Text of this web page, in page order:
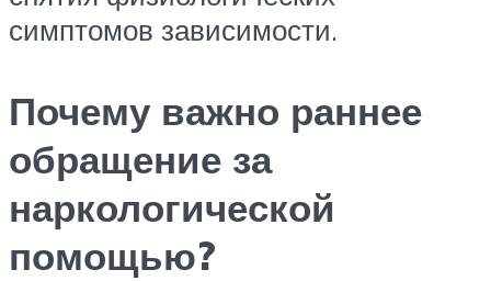
симптомов зависимости.
Почему важно раннее
обращение за
наркологической
помощью?